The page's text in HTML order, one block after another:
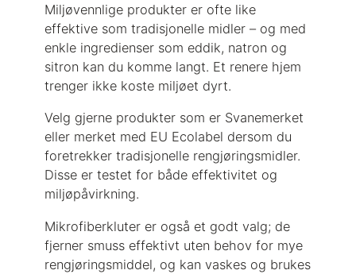
Miljøvennlige produkter er ofte like
effektive som tradisjonelle midler – og med
enkle ingredienser som eddik, natron og
sitron kan du komme langt. Et renere hjem
trenger ikke koste miljøet dyrt.
Velg gjerne produkter som er Svanemerket
eller merket med EU Ecolabel dersom du
foretrekker tradisjonelle rengjøringsmidler.
Disse er testet for både effektivitet og
miljøpåvirkning.
Mikrofiberkluter er også et godt valg; de
fjerner smuss effektivt uten behov for mye
rengjøringsmiddel, og kan vaskes og brukes